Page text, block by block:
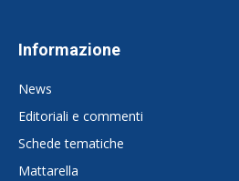
Informazione
News
Editoriali e commenti
Schede tematiche
Mattarella